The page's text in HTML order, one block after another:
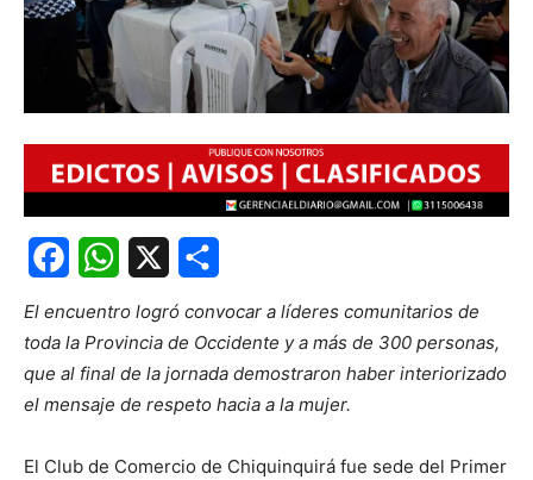
El encuentro logró convocar a líderes comunitarios de
toda la Provincia de Occidente y a más de 300 personas,
que al final de la jornada demostraron haber interiorizado
el mensaje de respeto hacia a la mujer.
El Club de Comercio de Chiquinquirá fue sede del Primer